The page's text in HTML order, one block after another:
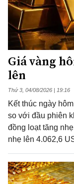
Giá vàng
lên
Thứ 3, 04/08/2026 | 19:16
Kết thúc ngày
so với đầu phiên
đồng loạt tăng
nhẹ lên 4.062,6